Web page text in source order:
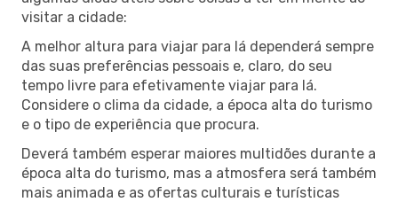
visitar a cidade:
A melhor altura para viajar para lá dependerá sempre
das suas preferências pessoais e, claro, do seu
tempo livre para efetivamente viajar para lá.
Considere o clima da cidade, a época alta do turismo
e o tipo de experiência que procura.
Deverá também esperar maiores multidões durante a
época alta do turismo, mas a atmosfera será também
mais animada e as ofertas culturais e turísticas